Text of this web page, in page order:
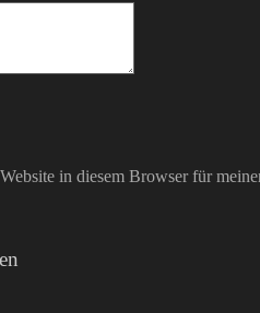
in diesem Browser für